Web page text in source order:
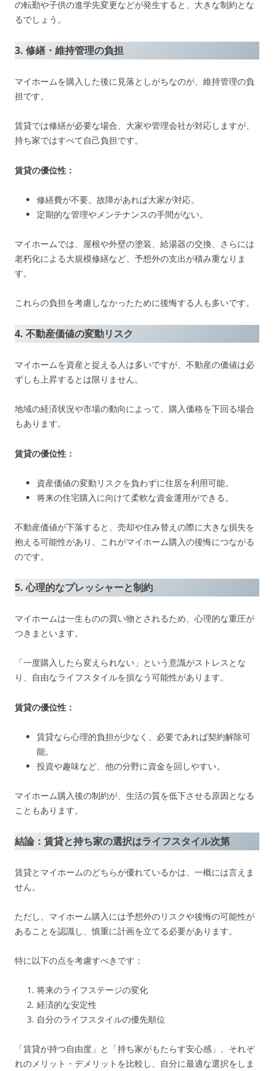
の転勤や子供の進学先変更などが発生すると、大きな制約とな
るでしょう。
3. 修繕・維持管理の負担
マイホームを購入した後に見落としがちなのが、維持管理の負
担です。
賃貸では修繕が必要な場合、大家や管理会社が対応しますが、
持ち家ではすべて自己負担です。
賃貸の優位性：
修繕費が不要。故障があれば大家が対応。
定期的な管理やメンテナンスの手間がない。
マイホームでは、屋根や外壁の塗装、給湯器の交換、さらには
老朽化による大規模修繕など、予想外の支出が積み重なりま
す。
これらの負担を考慮しなかったために後悔する人も多いです。
4. 不動産価値の変動リスク
マイホームを資産と捉える人は多いですが、不動産の価値は必
ずしも上昇するとは限りません。
地域の経済状況や市場の動向によって、購入価格を下回る場合
もあります。
賃貸の優位性：
資産価値の変動リスクを負わずに住居を利用可能。
将来の住宅購入に向けて柔軟な資金運用ができる。
不動産価値が下落すると、売却や住み替えの際に大きな損失を
抱える可能性があり、これがマイホーム購入の後悔につながる
のです。
5. 心理的なプレッシャーと制約
マイホームは一生ものの買い物とされるため、心理的な重圧が
つきまといます。
「一度購入したら変えられない」という意識がストレスとな
り、自由なライフスタイルを損なう可能性があります。
賃貸の優位性：
賃貸なら心理的負担が少なく、必要であれば契約解除可
能。
投資や趣味など、他の分野に資金を回しやすい。
マイホーム購入後の制約が、生活の質を低下させる原因となる
こともあります。
結論：賃貸と持ち家の選択はライフスタイル次第
賃貸とマイホームのどちらが優れているかは、一概には言えま
せん。
ただし、マイホーム購入には予想外のリスクや後悔の可能性が
あることを認識し、慎重に計画を立てる必要があります。
特に以下の点を考慮すべきです：
将来のライフステージの変化
経済的な安定性
自分のライフスタイルの優先順位
「賃貸が持つ自由度」と「持ち家がもたらす安心感」、それぞ
れのメリット・デメリットを比較し、自分に最適な選択をしま